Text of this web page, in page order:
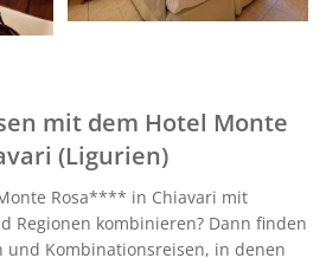
mit dem Hotel Monte
(Ligurien)
Rosa**** in Chiavari mit
Regionen kombinieren? Dann finden
und Kombinationsreisen, in denen